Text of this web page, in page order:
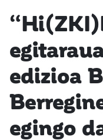
edizioa
egingo